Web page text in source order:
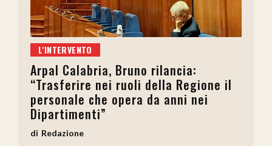
L'INTERVENTO
Arpal Calabria, Bruno rilancia:
“Trasferire nei ruoli della Regione il
personale che opera da anni nei
Dipartimenti”
Redazione